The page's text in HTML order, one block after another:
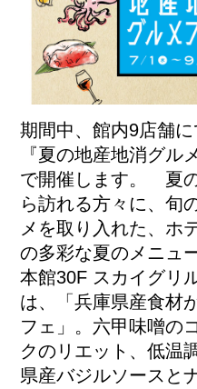
期間中、館内9店舗
『夏の地産地消グル
で開催します。 夏
ら訪れる方々に、旬
メを取り入れた、ホ
の多彩な夏のメニュ
本館30F スカイグリ
は、「兵庫県産食材
フェ」。六甲味噌の
クのリエット、低温
県産バジルソースと